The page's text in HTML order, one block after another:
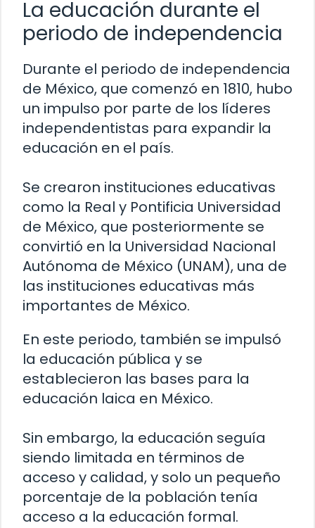
La educación durante el
periodo de independencia
Durante el periodo de independencia
de México, que comenzó en 1810, hubo
un impulso por parte de los líderes
independentistas para expandir la
educación en el país.
Se crearon instituciones educativas
como la Real y Pontificia Universidad
de México, que posteriormente se
convirtió en la Universidad Nacional
Autónoma de México (UNAM), una de
las instituciones educativas más
importantes de México.
En este periodo, también se impulsó
la educación pública y se
establecieron las bases para la
educación laica en México.
Sin embargo, la educación seguía
siendo limitada en términos de
acceso y calidad, y solo un pequeño
porcentaje de la población tenía
acceso a la educación formal.